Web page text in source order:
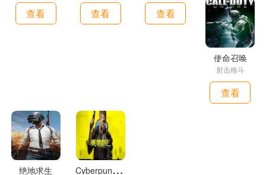
以伪装渗透到新的地点，分散角色的注意力以清除道路，偷听
他们的对话获取信息并与游戏世界进行互动。我们创造了一个
充满生命的世界，您可以探索和尝试，直到您完善自己的游戏
《杀手3》将是体验《杀手》三部曲中每个游戏任务的终
极场所，大家可以将之前《杀手》、《杀手2》中的场景导入
到《杀手3》中，并且您可以将继承从《杀手2》的解锁内容和
任务进度到《杀手3》中。
这意味着您可以在《杀手3》中游玩完整的三部曲，包括
20多个场景。我们在《杀手3》中也有一个统一的进度系统，
该系统可以在所有场景使用，让特工47可以在任何位置升级自
查看 查看 查看
使命召唤
射击格斗
查看
绝地求生 C
yberpunk2077补丁